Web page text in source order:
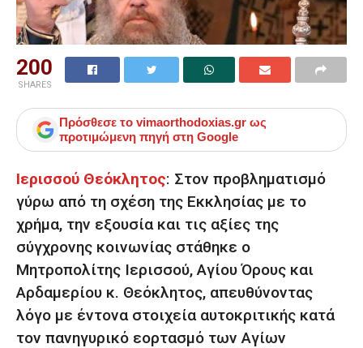
200
SHARES
Πρόσθεσε το vimaorthodoxias.gr ως
προτιμώμενη πηγή στη Google
Ιερισσού Θεόκλητος: Στον προβληματισμό
γύρω από τη σχέση της Εκκλησίας με το
χρήμα, την εξουσία και τις αξίες της
σύγχρονης κοινωνίας στάθηκε ο
Μητροπολίτης Ιερισσού, Αγίου Όρους και
Αρδαμερίου κ. Θεόκλητος, απευθύνοντας
λόγο με έντονα στοιχεία αυτοκριτικής κατά
τον πανηγυρικό εορτασμό των Αγίων